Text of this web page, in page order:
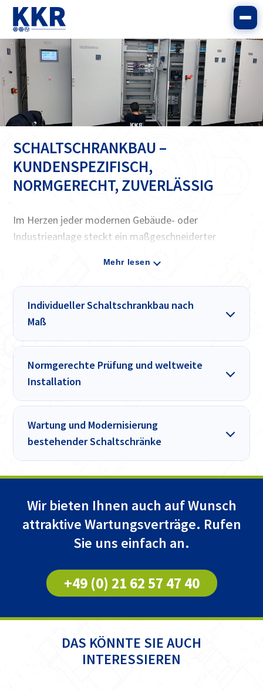
SCHALTSCHRANKBAU –
KUNDENSPEZIFISCH,
NORMGERECHT, ZUVERLÄSSIG
Im Herzen jeder modernen Gebäude- oder
Industrieanlage steckt ein maßgeschneiderter
Steuerungs- und Schutzfunktionen, verteilt Energie
und sorgt für sicheren Betrieb – auch unter
anspruchsvollen Umgebungsbedingungen. KKR
Louwen GmbH entwickelt, baut und installiert
individuelle Schaltschränke für Kälte-, Klima-,
Heizung- und Lüftungsanlagen sowie für industrielle
Anwendungen. Jeder Schaltschrank, der unser Haus
verlässt, ist ein Unikat – gefertigt exakt nach den
Anforderungen unserer Kunden.
Mehr lesen
Individueller Schaltschrankbau nach
Maß
Normgerechte Prüfung und weltweite
Installation
Wartung und Modernisierung
bestehender Schaltschränke
Wir bieten Ihnen auch auf Wunsch
attraktive Wartungsverträge. Rufen
Sie uns einfach an.
+49 (0) 21 62 57 47 40
DAS KÖNNTE SIE AUCH
INTERESSIEREN